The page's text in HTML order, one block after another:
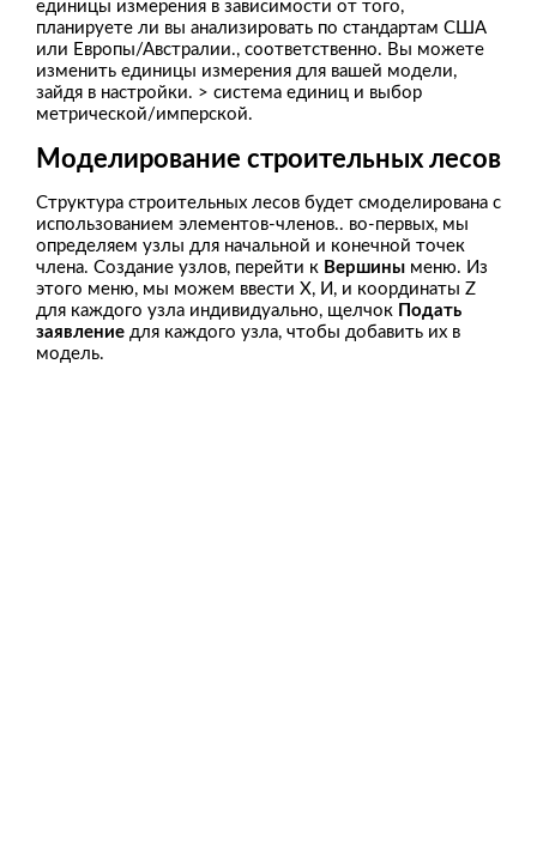
единицы измерения в зависимости от того,
планируете ли вы анализировать по стандартам США
или Европы/Австралии., соответственно. Вы можете
изменить единицы измерения для вашей модели,
зайдя в настройки. > система единиц и выбор
метрической/имперской.
Моделирование строительных лесов
Структура строительных лесов будет смоделирована с
использованием элементов-членов.. во-первых, мы
определяем узлы для начальной и конечной точек
члена. Создание узлов, перейти к Вершиныменю. Из
этого меню, мы можем ввести X, И, и координаты Z
для каждого узла индивидуально, щелчок Подать
заявление для каждого узла, чтобы добавить их в
модель.